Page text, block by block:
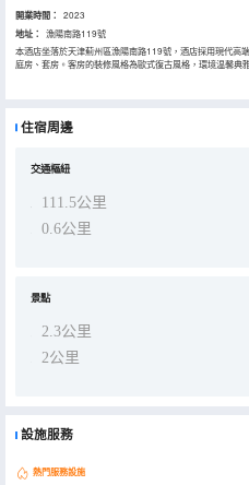
開業時間： 2023
地址：
漁陽南路119號
本酒店坐落於天津薊州區漁陽南路119號，酒店採用現代高
庭房、套房。客房的裝修風格為歐式復古風格，環境温馨典
所有房間配備全智能小度AR系統、高速對接的無線網絡，
住宿周邊
交通樞紐
111.5公里
0.6公里
景點
2.3公里
2公里
設施服務
熱門服務設施